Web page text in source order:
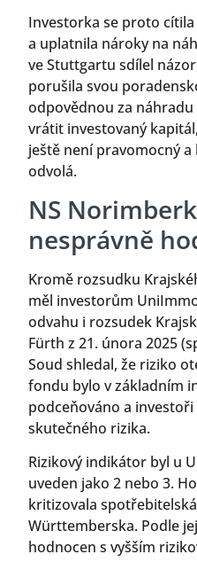
Investorka se proto
a uplatnila nároky na
ve Stuttgartu sdílel
porušila svou
odpovědnou za
vrátit investovaný
ještě není pravomocný a
odvolá.
NS
nesprávně
Kromě rozsudku
měl investorům
odvahu i rozsudek
Fürth z 21. února 2025
Soud shledal, že riziko
fondu bylo v základním
podceňováno a
skutečného rizika.
Rizikový indikátor byl u
uveden jako 2 nebo 3.
kritizovala
Württemberska. Podle
hodnocen s vyšším